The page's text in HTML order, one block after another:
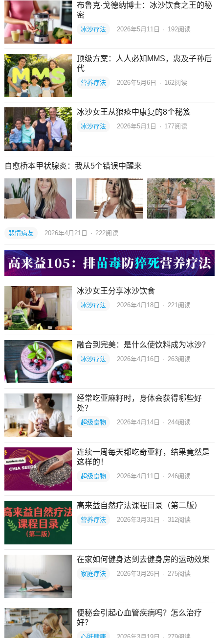
布鲁克·戈德纳博士：冰沙饮食之王的秘
密
冰沙疗法 2026年5月11日 · 192阅读
顶级方案：人人必知MMS，惠及子孙后
代
营养疗法 2026年5月6日 · 162阅读
冰沙女王从狼疮中康复的8个秘笈
冰沙疗法 2026年5月1日 · 177阅读
自愈桥本甲状腺炎：我从5个错误中醒来
悲情病友 2026年4月21日 · 222阅读
冰沙女王分享冰沙饮食
冰沙疗法 2026年4月18日 · 221阅读
融合到完美：是什么使饮料成为冰沙？
冰沙疗法 2026年4月16日 · 263阅读
经常吃亚麻籽时，身体会获得哪些好
处？
超级食物 2026年4月14日 · 244阅读
连续一周每天都吃奇亚籽，结果竟然是
这样的！
超级食物 2026年4月11日 · 246阅读
高来益自然疗法课程目录（第二版）
营养疗法 2026年3月31日 · 312阅读
在家如何健身达到去健身房的运动效果
家庭疗法 2026年3月26日 · 275阅读
便秘会引起心血管疾病吗？怎么治疗
好？